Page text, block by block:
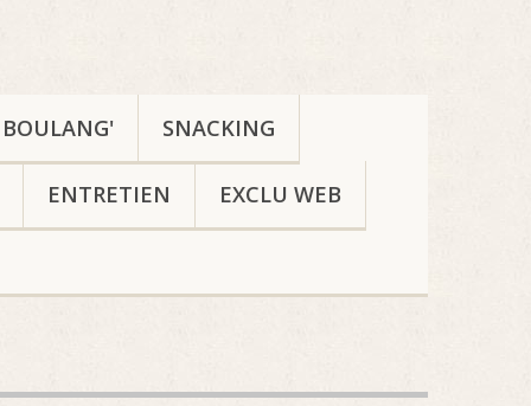
BOULANG' SNACKING
ENTRETIEN EXCLU WEB